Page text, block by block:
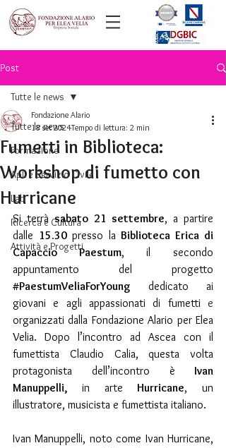
Post
Tutte le news
Formazione
ApL e Servizio Civile
Lab
Ricerca e Cultura
Attività e Progetti
Tutte le news
Fumetti in Biblioteca:
Workshop di fumetto con
Hurricane
Fondazione Alario
18 set 2024Tempo di lettura: 2 min
Si terrà sabato 21 settembre, a partire
dalle 15.30 presso la Biblioteca Erica di
Capaccio Paestum, il secondo
#PaestumVeliaForYoung
dedicato ai
giovani e agli appassionati di fumetti
organizzati dalla Fondazione Alario per Elea
Velia. Dopo l’incontro ad Ascea con il
fumettista Claudio Calia, questa volta
protagonista dell’incontro è Ivan
Manuppelli, in arte Hurricane, un
illustratore, musicista e fumettista italiano.
Ivan Manuppelli, noto come Ivan Hurricane,